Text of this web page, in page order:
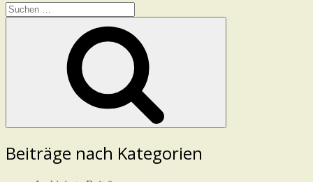
Suchen
nach:
Beiträge nach Kategorien